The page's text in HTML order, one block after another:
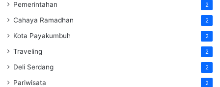
Pemerintahan 2
Cahaya Ramadhan 2
Kota Payakumbuh 2
Traveling 2
Deli Serdang 2
Pariwisata 2